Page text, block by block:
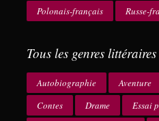
Polonais-français
Russe-
Tous les genres littéraires
Autobiographie Aventure
Contes
Drame Essai